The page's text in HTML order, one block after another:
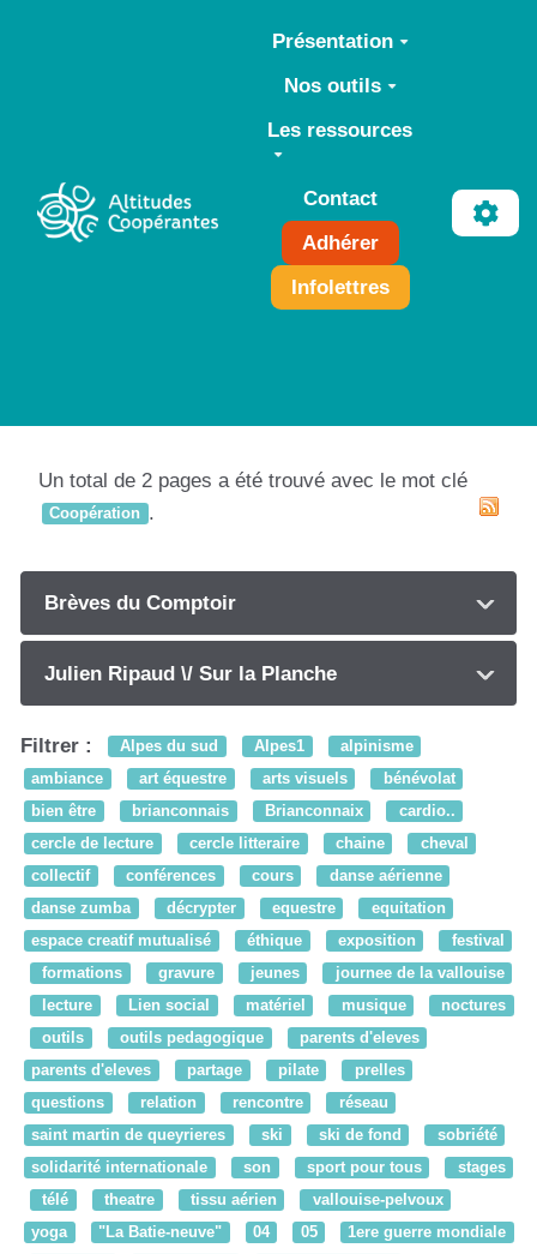
Aller au contenu principal
Présentation
Nos outils
Les ressources
Contact
Adhérer
Infolettres
Un total de 2 pages a été trouvé avec le mot clé
Coopération .
Brèves du Comptoir
Julien Ripaud \/ Sur la Planche
Filtrer : Alpes du sud Alpes1
alpinisme
ambiance
art équestre arts visuels
bénévolat
bien être
brianconnais Brianconnaix
cardio..
cercle de lecture
cercle litteraire chaine
cheval
collectif
conférences cours
danse aérienne
danse zumba
décrypter equestre
equitation
espace creatif mutualisé
éthique exposition
festival
formations
gravure jeunes
journee de la vallouise
lecture
Lien social matériel musique
noctures
outils
outils pedagogique
parents d'eleves
parents d'eleves
partage pilate
prelles
questions
relation rencontre
réseau
saint martin de queyrieres
ski ski de fond
sobriété
solidarité internationale
son sport pour tous
stages
télé
theatre tissu aérien
vallouise-pelvoux
yoga
"La Batie-neuve" 04 05
1ere guerre mondiale